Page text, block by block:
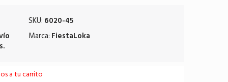
SKU: 6020-45
Marca: FiestaLoka
a tu carrito